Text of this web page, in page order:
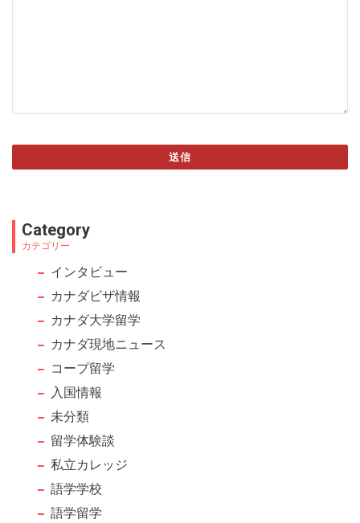
送信
field
should
Category
カテゴリー
インタビュー
カナダビザ情報
カナダ大学留学
カナダ現地ニュース
コープ留学
入国情報
未分類
留学体験談
私立カレッジ
語学学校
語学留学